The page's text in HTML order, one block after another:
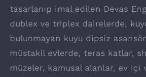
tasarlanıp imal edilen Devas
dublex ve triplex dairelerde,
bulunmayan kuyu dipsiz
müstakil evlerde, teras katlar,
müzeler, kamusal alanlar, ev içi